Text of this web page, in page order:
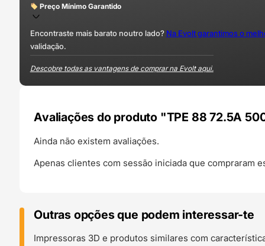
Preço Mínimo Garantido
Encontraste mais barato noutro lado? Na Evolt garantimos o
validação.
Descobre todas as vantagens de comprar na Evolt aqui.
Avaliações do produto "TPE 88 72.5A
Ainda não existem avaliações.
Apenas clientes com sessão iniciada que compraram
Outras opções que podem interessar-te
Impressoras 3D e produtos similares com